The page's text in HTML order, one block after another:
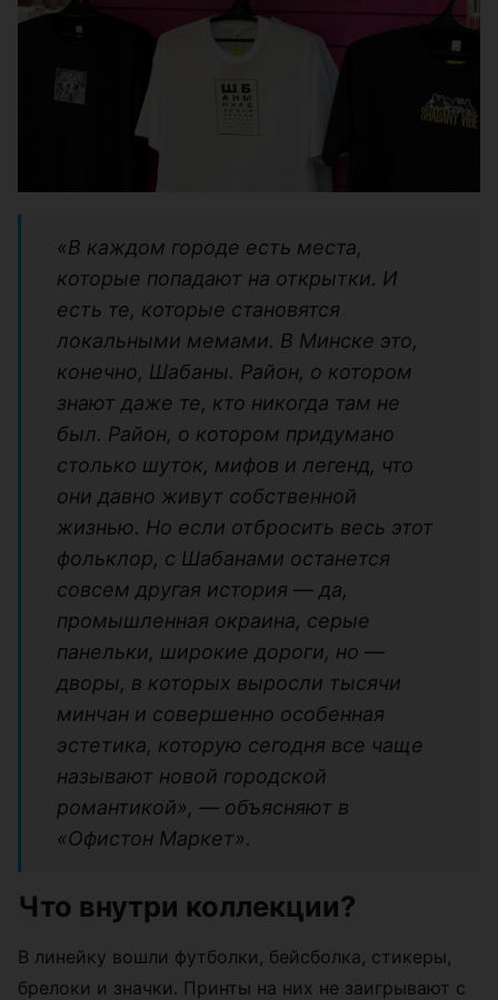
«В каждом городе есть места,
которые попадают на открытки. И
есть те, которые становятся
локальными мемами. В Минске это,
конечно, Шабаны. Район, о котором
знают даже те, кто никогда там не
был. Район, о котором придумано
столько шуток, мифов и легенд, что
они давно живут собственной
жизнью. Но если отбросить весь этот
фольклор, с Шабанами останется
совсем другая история — да,
промышленная окраина, серые
панельки, широкие дороги, но —
дворы, в которых выросли тысячи
минчан и совершенно особенная
эстетика, которую сегодня все чаще
называют новой городской
романтикой», — объясняют в
«Офистон Маркет».
Что внутри коллекции?
В линейку вошли футболки, бейсболка, стикеры,
брелоки и значки. Принты на них не заигрывают с